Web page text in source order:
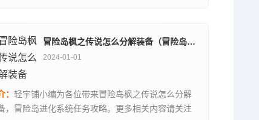
冒险岛枫之传说怎么分解装备（冒险岛进化系统任务攻略）
2024-01-01
： 轻宇铺小编为各位带来冒险岛枫之传说怎么分解
，冒险岛进化系统任务攻略。更多相关内容请关注